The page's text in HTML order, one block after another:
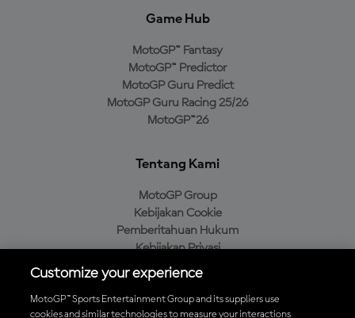
Game Hub
MotoGP™ Fantasy
MotoGP™ Predictor
MotoGP Guru Predict
MotoGP Guru Racing 25/26
MotoGP™26
Tentang Kami
MotoGP Group
Kebijakan Cookie
Pemberitahuan Hukum
Kebijakan Privasi
Kebijakan Pembelian
Customize your experience
MotoGP™ Sports Entertainment Group and its suppliers use
cookies and similar technologies to measure your interactions